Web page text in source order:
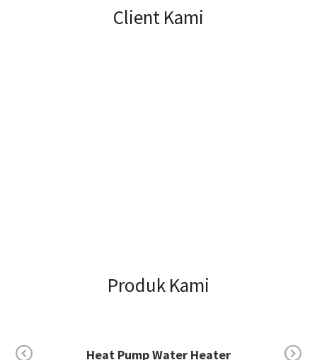
Client Kami
Produk Kami
Electric Water Heater